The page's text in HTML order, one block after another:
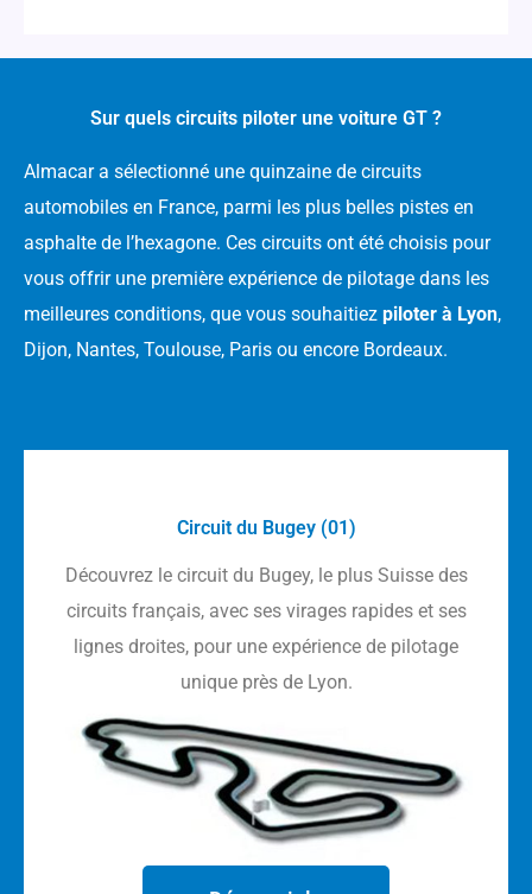
Sur quels circuits piloter une voiture GT ?
Almacar a sélectionné une quinzaine de circuits
automobiles en France, parmi les plus belles pistes en
asphalte de l’hexagone. Ces circuits ont été choisis pour
vous offrir une première expérience de pilotage dans les
meilleures conditions, que vous souhaitiez piloter à Lyon,
Dijon, Nantes, Toulouse, Paris ou encore Bordeaux.
Circuit du Bugey (01)
Découvrez le circuit du Bugey, le plus Suisse des
circuits français, avec ses virages rapides et ses
lignes droites, pour une expérience de pilotage
unique près de Lyon.